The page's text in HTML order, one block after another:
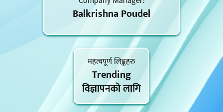
Balkrishna Poudel
महत्वपूर्ण लिङ्कहरु
Trending
विज्ञापनकाे लागि